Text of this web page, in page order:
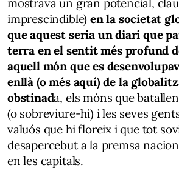
imprescindible) en la societat
que aquest seria un diari que
terra en el sentit més profund
aquell món que es
enllà (o més aquí) de la
obstinada, els móns que
(o sobreviure-hi) i les seves
valuós que hi floreix i que tot
desapercebut a la premsa
en les capitals.